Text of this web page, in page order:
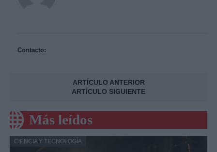
Contacto:
ARTÍCULO ANTERIOR
ARTÍCULO SIGUIENTE
Más leídos
CIENCIA Y TECNOLOGÍA